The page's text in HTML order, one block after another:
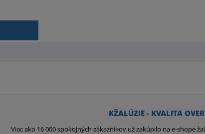
KŽALÚZIE - KVALITA
Viac ako 16 000 spokojných zákazníkov už zakúpilo na e-shope